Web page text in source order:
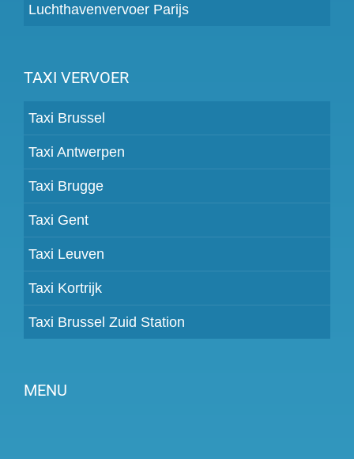
Luchthavenvervoer Parijs
TAXI VERVOER
Taxi Brussel
Taxi Antwerpen
Taxi Brugge
Taxi Gent
Taxi Leuven
Taxi Kortrijk
Taxi Brussel Zuid Station
MENU